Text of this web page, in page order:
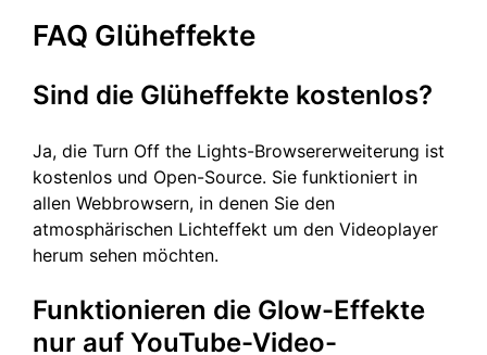
FAQ Glüheffekte
Sind die Glüheffekte kostenlos?
Ja, die Turn Off the Lights-Browsererweiterung ist
kostenlos und Open-Source. Sie funktioniert in
allen Webbrowsern, in denen Sie den
atmosphärischen Lichteffekt um den Videoplayer
herum sehen möchten.
Funktionieren die Glow-Effekte
nur auf YouTube-Video-